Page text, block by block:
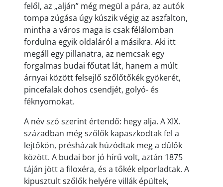
felől, az „alján” még megül a pára, az autók
tompa zúgása úgy kúszik végig az aszfalton,
mintha a város maga is csak félálomban
fordulna egyik oldaláról a másikra. Aki itt
megáll egy pillanatra, az nemcsak egy
forgalmas budai főutat lát, hanem a múlt
árnyai között felsejlő szőlőtőkék gyökerét,
pincefalak dohos csendjét, golyó- és
féknyomokat.
A név szó szerint értendő: hegy alja. A XIX.
században még szőlők kapaszkodtak fel a
lejtőkön, présházak húzódtak meg a dűlők
között. A budai bor jó hírű volt, aztán 1875
táján jött a filoxéra, és a tőkék elporladtak. A
kipusztult szőlők helyére villák épültek,